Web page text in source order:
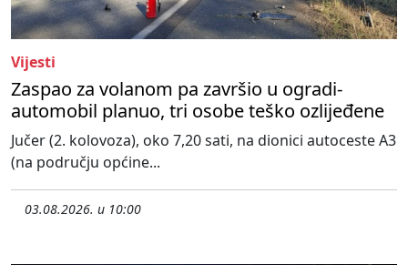
Vijesti
Zaspao za volanom pa završio u ogradi-
automobil planuo, tri osobe teško ozlijeđene
Jučer (2. kolovoza), oko 7,20 sati, na dionici autoceste A3
(na području općine...
03.08.2026. u 10:00